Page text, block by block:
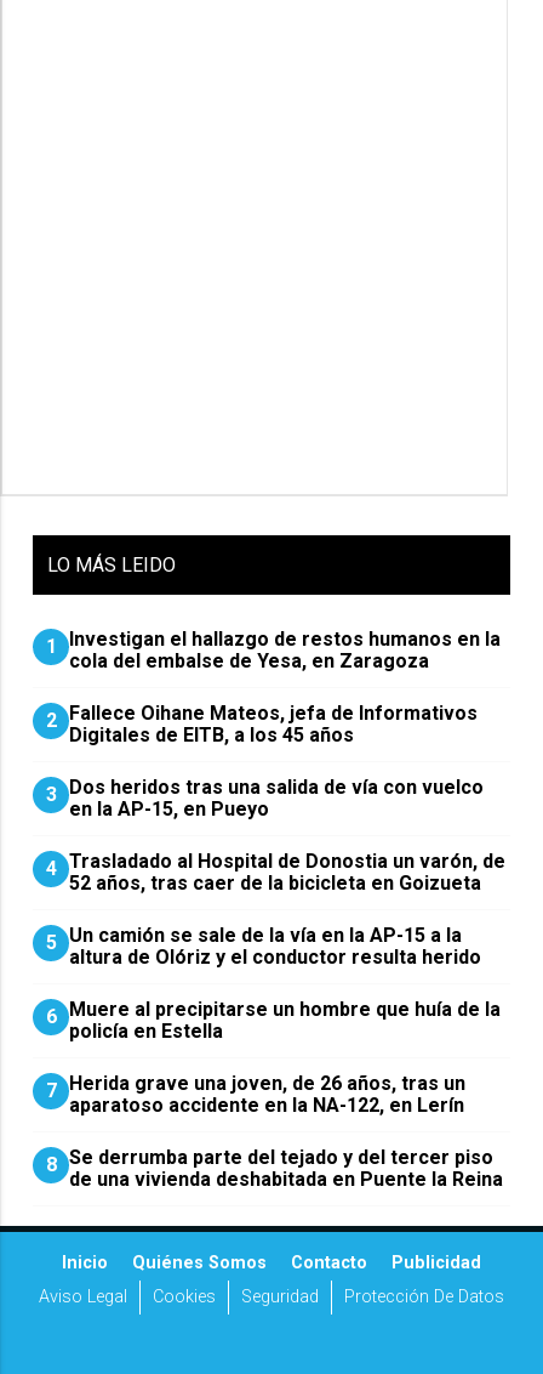
LO MÁS LEIDO
1
Investigan el hallazgo de restos humanos en la
cola del embalse de Yesa, en Zaragoza
2
Fallece Oihane Mateos, jefa de Informativos
Digitales de EITB, a los 45 años
3
Dos heridos tras una salida de vía con vuelco
en la AP-15, en Pueyo
4 Trasladado al Hospital de Donostia un varón, de
52 años, tras caer de la bicicleta en Goizueta
5 Un camión se sale de la vía en la AP-15 a la
altura de Olóriz y el conductor resulta herido
6
Muere al precipitarse un hombre que huía de la
policía en Estella
7
Herida grave una joven, de 26 años, tras un
aparatoso accidente en la NA-122, en Lerín
8 Se derrumba parte del tejado y del tercer piso
de una vivienda deshabitada en Puente la Reina
Inicio Quiénes Somos Contacto
Publicidad
Aviso Legal
Cookies Seguridad Protección De Datos